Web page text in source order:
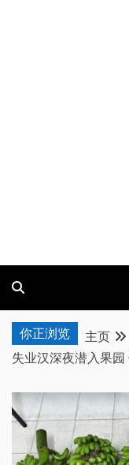
你正浏览
主页
失业汉深夜潜入果